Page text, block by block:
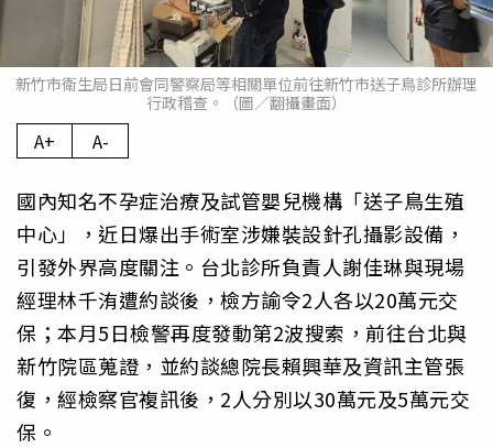
新竹市衛生局日前會同警察局等相關單位前往新竹市送子鳥診所辦理
行政稽查。（圖／翻攝畫面）
A+ A-
國內知名不孕症治療及試管嬰兒機構「送子鳥生殖
中心」，近日爆出手術室涉嫌裝設針孔攝影設備，
引發外界高度關注。台北診所負責人謝佳琳與現場
經理林千洧遭約談後，檢方諭令2人各以20萬元交
保；本月5日檢警再度發動第2波搜索，前往台北與
新竹院區蒐證，並約談總院長賴興華及資訊主管張
復，經檢察官複訊後，2人分別以30萬元及5萬元交
保。